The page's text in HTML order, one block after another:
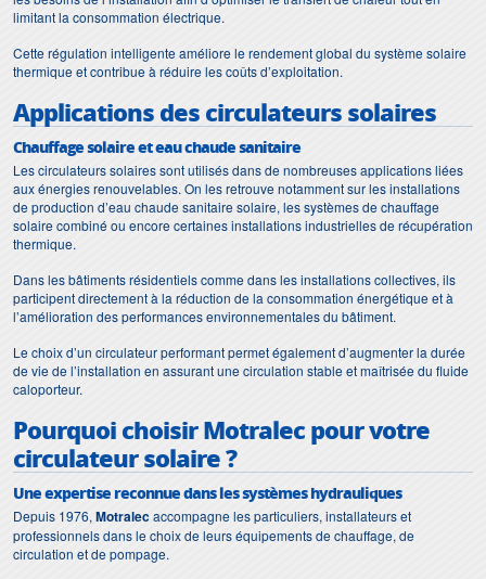
limitant la consommation électrique.
Cette régulation intelligente améliore le rendement global du système solaire
thermique et contribue à réduire les coûts d’exploitation.
Applications des circulateurs solaires
Chauffage solaire et eau chaude sanitaire
Les circulateurs solaires sont utilisés dans de nombreuses applications liées
aux énergies renouvelables. On les retrouve notamment sur les installations
de production d’eau chaude sanitaire solaire, les systèmes de chauffage
solaire combiné ou encore certaines installations industrielles de récupération
thermique.
Dans les bâtiments résidentiels comme dans les installations collectives, ils
participent directement à la réduction de la consommation énergétique et à
l’amélioration des performances environnementales du bâtiment.
Le choix d’un circulateur performant permet également d’augmenter la durée
de vie de l’installation en assurant une circulation stable et maîtrisée du fluide
caloporteur.
Pourquoi choisir Motralec pour votre
circulateur solaire ?
Une expertise reconnue dans les systèmes hydrauliques
Depuis 1976, Motralecaccompagne les particuliers, installateurs et
professionnels dans le choix de leurs équipements de chauffage, de
circulation et de pompage.